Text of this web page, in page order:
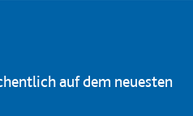
auf dem neuesten